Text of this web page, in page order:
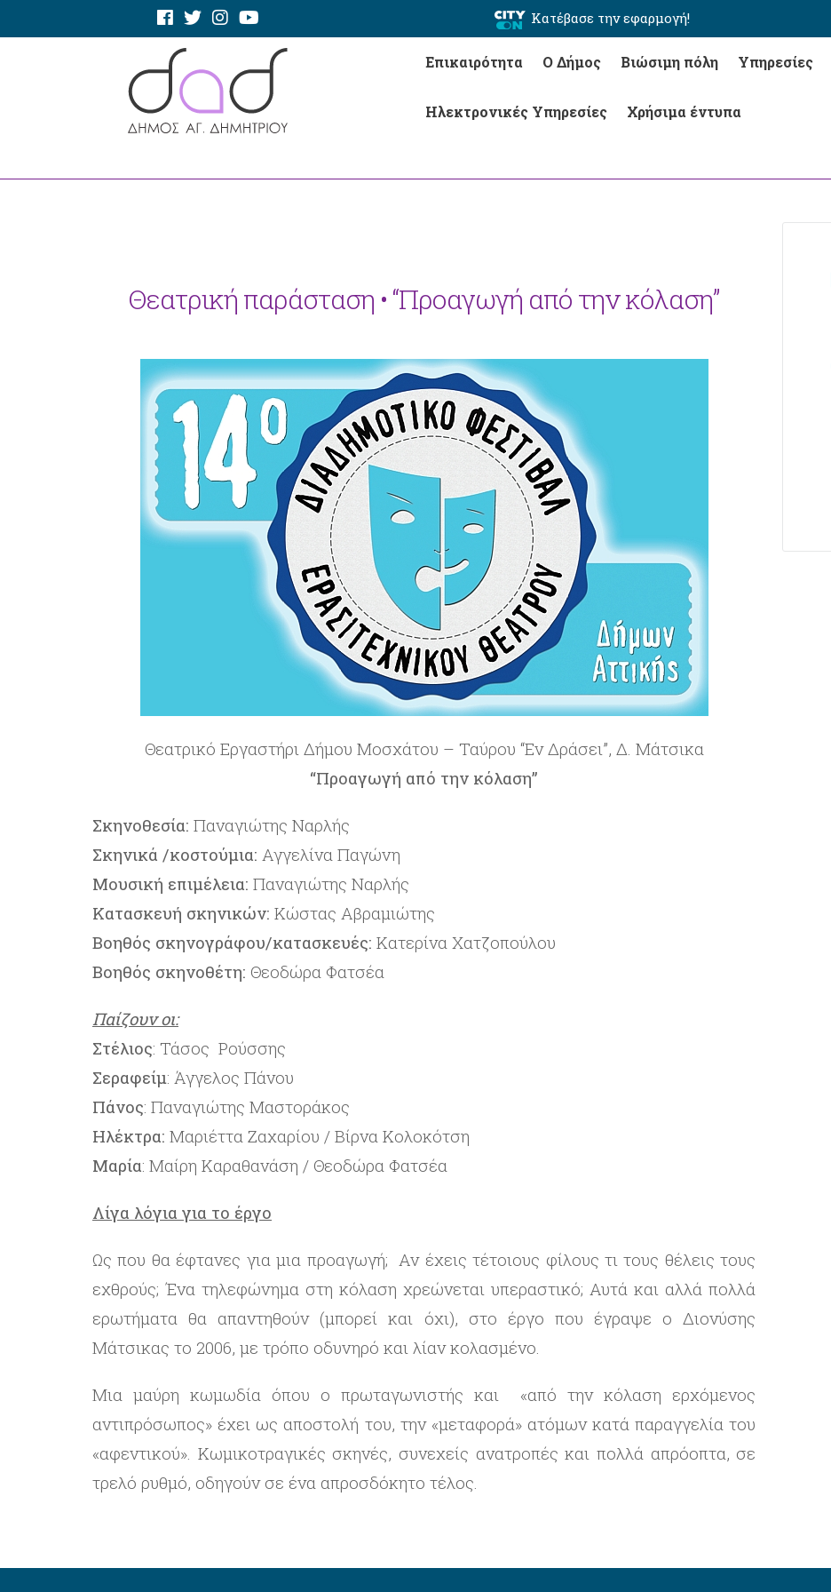
Κατέβασε την εφαρμογή!
Επικαιρότητα Ο Δήμος Βιώσιμη πόλη Υπηρεσίες
Ηλεκτρονικές Υπηρεσίες Χρήσιμα έντυπα
Θεατρική παράσταση • “Προαγωγή από την κόλαση”
Θεατρικό Εργαστήρι Δήμου Μοσχάτου – Ταύρου “Εν Δράσει”, Δ. Μάτσικα
“Προαγωγή από την κόλαση”
Σκηνοθεσία: Παναγιώτης Ναρλής
Σκηνικά /κοστούμια: Αγγελίνα Παγώνη
Μουσική επιμέλεια: Παναγιώτης Ναρλής
Κατασκευή σκηνικών: Κώστας Αβραμιώτης
Βοηθός σκηνογράφου/κατασκευές: Κατερίνα Χατζοπούλου
Βοηθός σκηνοθέτη: Θεοδώρα Φατσέα
Παίζουν οι:
Στέλιος: Τάσος Ρούσσης
Σεραφείμ: Άγγελος Πάνου
Πάνος: Παναγιώτης Μαστοράκος
Ηλέκτρα: Μαριέττα Ζαχαρίου / Βίρνα Κολοκότση
Μαρία: Μαίρη Καραθανάση / Θεοδώρα Φατσέα
Λίγα λόγια για το έργο
Ως που θα έφτανες για μια προαγωγή; Αν έχεις τέτοιους φίλους τι τους θέλεις τους
εχθρούς; Ένα τηλεφώνημα στη κόλαση χρεώνεται υπεραστικό; Αυτά και αλλά πολλά
ερωτήματα θα απαντηθούν (μπορεί και όχι), στο έργο που έγραψε ο Διονύσης
Μάτσικας το 2006, με τρόπο οδυνηρό και λίαν κολασμένο.
Μια μαύρη κωμωδία όπου ο πρωταγωνιστής και «από την κόλαση ερχόμενος
αντιπρόσωπος» έχει ως αποστολή του, την «μεταφορά» ατόμων κατά παραγγελία του
«αφεντικού». Κωμικοτραγικές σκηνές, συνεχείς ανατροπές και πολλά απρόοπτα, σε
τρελό ρυθμό, οδηγούν σε ένα απροσδόκητο τέλος.